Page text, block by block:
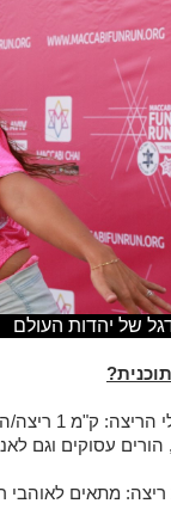
של יהדות העולם
מסלולי
הורים עסוקים וגם